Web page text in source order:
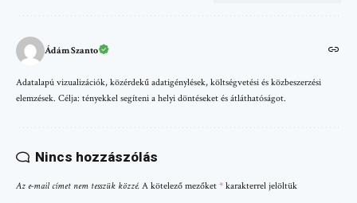
Ádám Szanto
Adatalapú vizualizációk, közérdekű adatigénylések, költségvetési és közbeszerzési
elemzések. Célja: tényekkel segíteni a helyi döntéseket és átláthatóságot.
Nincs hozzászólás
Az e-mail címet nem tesszük közzé. A kötelező mezőket * karakterrel jelöltük